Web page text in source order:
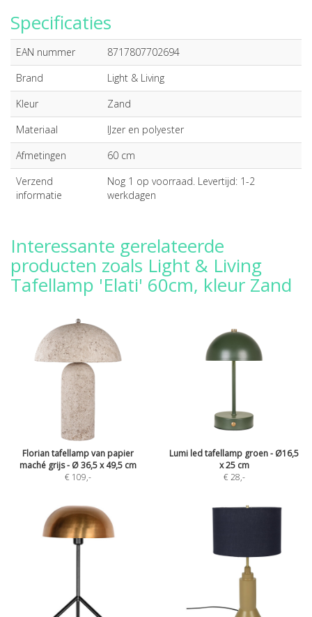
Specificaties
EAN nummer
8717807702694
Brand
Light & Living
Kleur
Zand
Materiaal
IJzer en polyester
Afmetingen
60 cm
Verzend
informatie
Nog 1 op voorraad. Levertijd: 1-2
werkdagen
Interessante gerelateerde
producten zoals Light & Living
Tafellamp 'Elati' 60cm, kleur Zand
Florian tafellamp van papier
maché grijs - Ø 36,5 x 49,5 cm
€ 109,-
Lumi led tafellamp groen - Ø16,5
x 25 cm
€ 28,-